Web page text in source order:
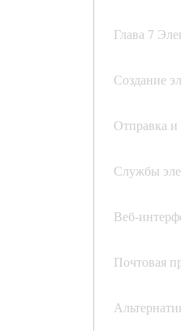
Глава 7
Создание
Отправка
Службы
Веб-
Почтовая